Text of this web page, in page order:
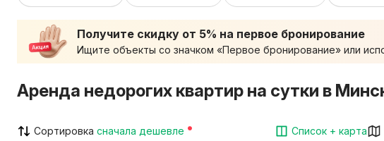
Получите скидку от 5% на первое бронирование
Ищите объекты со значком «Первое бронирование» или
Аренда недорогих квартир на сутки в
Сортировка сначала дешевле Список + карта